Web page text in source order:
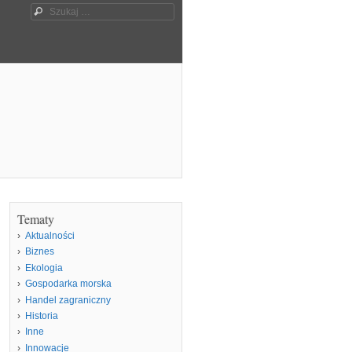
Szukaj
Tematy
Aktualności
Biznes
Ekologia
Gospodarka morska
Handel zagraniczny
Historia
Inne
Innowacje